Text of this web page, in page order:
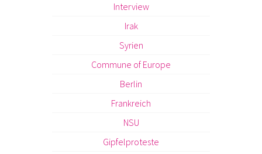
Interview
Irak
Syrien
Commune of Europe
Berlin
Frankreich
NSU
Gipfelproteste